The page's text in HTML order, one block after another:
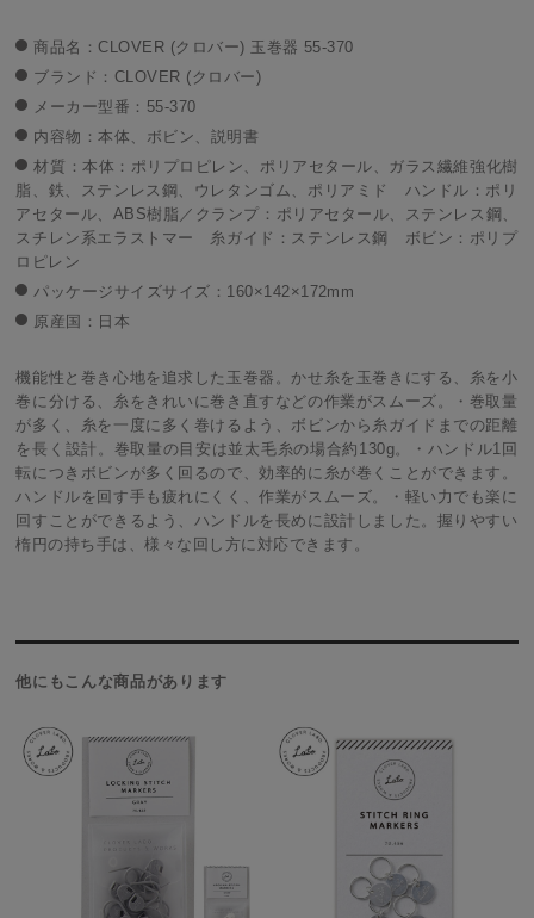
商品名：CLOVER (クロバー) 玉巻器 55-370
ブランド：CLOVER (クロバー)
メーカー型番：55-370
内容物：本体、ボビン、説明書
材質：本体：ポリプロピレン、ポリアセタール、ガラス繊維強化樹
脂、鉄、ステンレス鋼、ウレタンゴム、ポリアミド ハンドル：ポリ
アセタール、ABS樹脂／クランプ：ポリアセタール、ステンレス鋼、
スチレン系エラストマー 糸ガイド：ステンレス鋼 ボビン：ポリプ
ロピレン
パッケージサイズサイズ：160×142×172mm
原産国：日本
機能性と巻き心地を追求した玉巻器。かせ糸を玉巻きにする、糸を小
巻に分ける、糸をきれいに巻き直すなどの作業がスムーズ。・巻取量
が多く、糸を一度に多く巻けるよう、ボビンから糸ガイドまでの距離
を長く設計。巻取量の目安は並太毛糸の場合約130g。・ハンドル1回
転につきボビンが多く回るので、効率的に糸が巻くことができます。
ハンドルを回す手も疲れにくく、作業がスムーズ。・軽い力でも楽に
回すことができるよう、ハンドルを長めに設計しました。握りやすい
楕円の持ち手は、様々な回し方に対応できます。
他にもこんな商品があります